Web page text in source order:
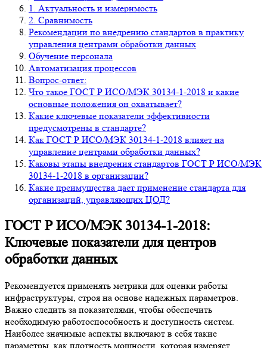
1. Актуальность и измеримость
2. Сравнимость
Рекомендации по внедрению стандартов в практику
управления центрами обработки данных
Обучение персонала
Автоматизация процессов
Вопрос-ответ:
Что такое ГОСТ Р ИСО/МЭК 30134-1-2018 и какие
основные положения он охватывает?
Какие ключевые показатели эффективности
предусмотрены в стандарте?
Как ГОСТ Р ИСО/МЭК 30134-1-2018 влияет на
управление центрами обработки данных?
Каковы этапы внедрения стандартов ГОСТ Р ИСО/МЭК
30134-1-2018 в организации?
Какие преимущества дает применение стандарта для
организаций, управляющих ЦОД?
ГОСТ Р ИСО/МЭК 30134-1-2018:
Ключевые показатели для центров
обработки данных
Рекомендуется применять метрики для оценки работы
инфраструктуры, строя на основе надежных параметров.
Важно следить за показателями, чтобы обеспечить
необходимую работоспособность и доступность систем.
Наиболее значимые аспекты включают в себя такие
параметры, как плотность мощности, которая измеряет